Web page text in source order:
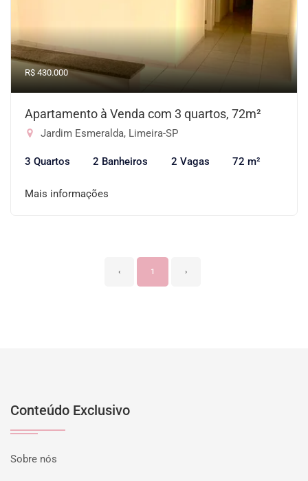
R$ 430.000
Apartamento à Venda com 3 quartos, 72m²
Jardim Esmeralda, Limeira-SP
3 Quartos 2 Banheiros 2 Vagas 72 m²
Mais informações
‹ 1 ›
Conteúdo Exclusivo
Sobre nós